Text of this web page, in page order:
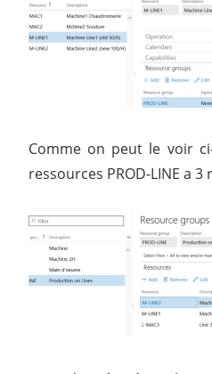
Comme on peut le voir
ressources PROD-LINE a